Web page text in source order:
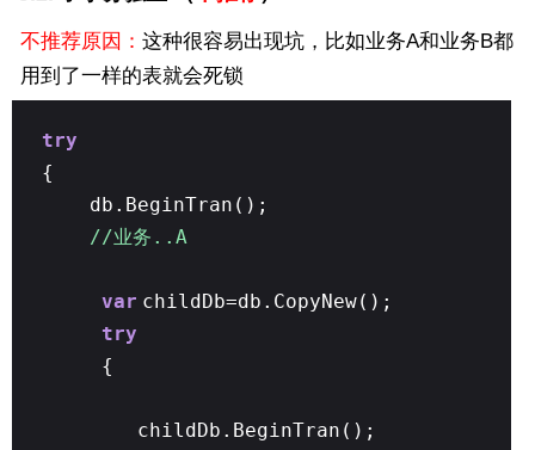
不推荐原因： 这种很容易出现坑，比如业务A和业务B都
用到了一样的表就会死锁
try
{
db.BeginTran();
//业务..A
var childDb=db.CopyNew();
try
{
childDb.BeginTran();